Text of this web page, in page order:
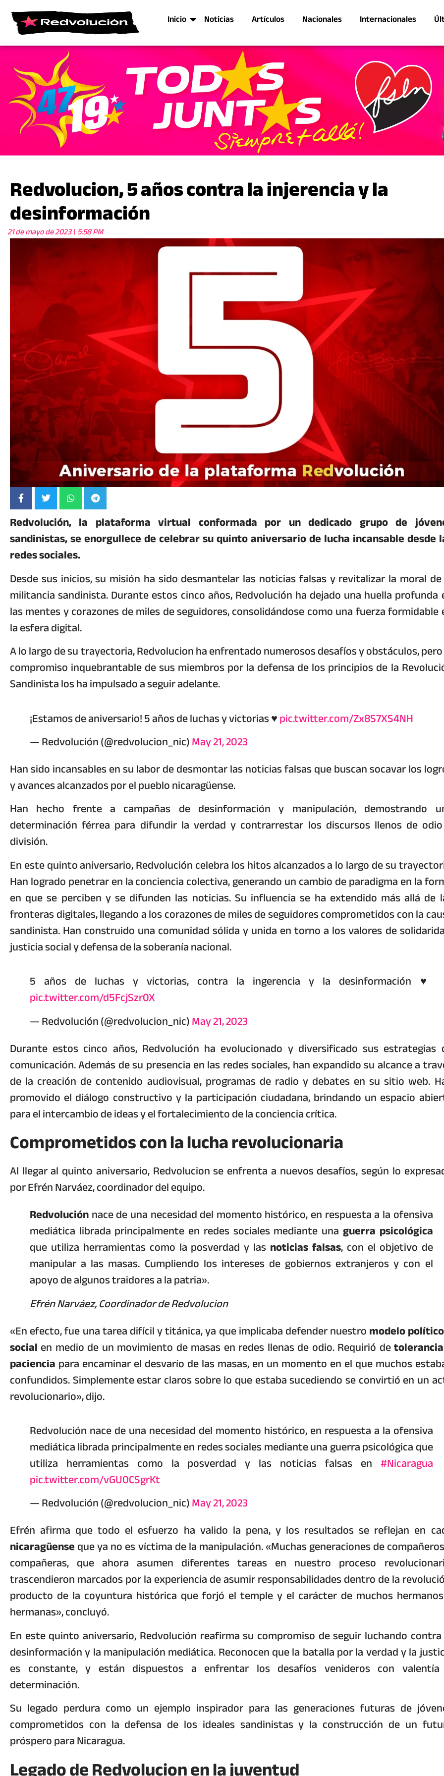
Inicio Noticias Artículos Nacionales Internacionales
Redvolucion, 5 años contra la injerencia y la
desinformación
21 de mayo de 2023 5:58 PM
Redvolución, la plataforma virtual conformada por un dedicado grupo de
sandinistas, se enorgullece de celebrar su quinto aniversario de lucha incansable desde
redes sociales.
Desde sus inicios, su misión ha sido desmantelar las noticias falsas y revitalizar la moral
militancia sandinista. Durante estos cinco años, Redvolución ha dejado una huella profunda
las mentes y corazones de miles de seguidores, consolidándose como una fuerza formidable
la esfera digital.
A lo largo de su trayectoria, Redvolucion ha enfrentado numerosos desafíos y obstáculos,
compromiso inquebrantable de sus miembros por la defensa de los principios de la
Sandinista los ha impulsado a seguir adelante.
¡Estamos de aniversario! 5 años de luchas y victorias ♥️pic.twitter.com/Zx8S7XS4NH
— Redvolución (@redvolucion_nic)May 21, 2023
Han sido incansables en su labor de desmontar las noticias falsas que buscan socavar los
y avances alcanzados por el pueblo nicaragüense.
Han hecho frente a campañas de desinformación y manipulación, demostrando
determinación férrea para difundir la verdad y contrarrestar los discursos llenos de
división.
En este quinto aniversario, Redvolución celebra los hitos alcanzados a lo largo de su
Han logrado penetrar en la conciencia colectiva, generando un cambio de paradigma en la
en que se perciben y se difunden las noticias. Su influencia se ha extendido más allá de
fronteras digitales, llegando a los corazones de miles de seguidores comprometidos con la
sandinista. Han construido una comunidad sólida y unida en torno a los valores de
justicia social y defensa de la soberanía nacional.
5 años de luchas y victorias, contra la ingerencia y la desinformación ♥️
pic.twitter.com/d5FcjSzr0X
— Redvolución (@redvolucion_nic)May 21, 2023
Durante estos cinco años, Redvolución ha evolucionado y diversificado sus estrategias
comunicación. Además de su presencia en las redes sociales, han expandido su alcance a
de la creación de contenido audiovisual, programas de radio y debates en su sitio web.
promovido el diálogo constructivo y la participación ciudadana, brindando un espacio
para el intercambio de ideas y el fortalecimiento de la conciencia crítica.
Comprometidos con la lucha revolucionaria
Al llegar al quinto aniversario, Redvolucion se enfrenta a nuevos desafíos, según lo
por Efrén Narváez, coordinador del equipo.
Redvoluciónnace de una necesidad del momento histórico, en respuesta a la ofensiva
mediática librada principalmente en redes sociales mediante una guerra psicológica
que utiliza herramientas como la posverdad y las noticias falsas, con el objetivo de
manipular a las masas. Cumpliendo los intereses de gobiernos extranjeros y con el
apoyo de algunos traidores a la patria».
Efrén Narváez, Coordinador de Redvolucion
«En efecto, fue una tarea difícil y titánica, ya que implicaba defender nuestromodelo
socialen medio de un movimiento de masas en redes llenas de odio. Requirió de
pacienciapara encaminar el desvarío de las masas, en un momento en el que muchos
confundidos. Simplemente estar claros sobre lo que estaba sucediendo se convirtió en un
revolucionario», dijo.
Redvolución nace de una necesidad del momento histórico, en respuesta a la ofensiva
mediática librada principalmente en redes sociales mediante una guerra psicológica que
utiliza herramientas como la posverdad y las noticias falsas en #Nicaragua
pic.twitter.com/vGU0CSgrKt
— Redvolución (@redvolucion_nic)May 21, 2023
Efrén afirma que todo el esfuerzo ha valido la pena, y los resultados se reflejan en
nicaragüenseque ya no es víctima de la manipulación. «Muchas generaciones de
compañeras, que ahora asumen diferentes tareas en nuestro proceso
trascendieron marcados por la experiencia de asumir responsabilidades dentro de la
producto de la coyuntura histórica que forjó el temple y el carácter de muchos
hermanas», concluyó.
En este quinto aniversario, Redvolución reafirma su compromiso de seguir luchando
desinformación y la manipulación mediática. Reconocen que la batalla por la verdad y la
es constante, y están dispuestos a enfrentar los desafíos venideros con
determinación.
Su legado perdura como un ejemplo inspirador para las generaciones futuras de
comprometidos con la defensa de los ideales sandinistas y la construcción de un
próspero para Nicaragua.